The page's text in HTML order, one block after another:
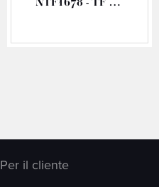
Per il cliente